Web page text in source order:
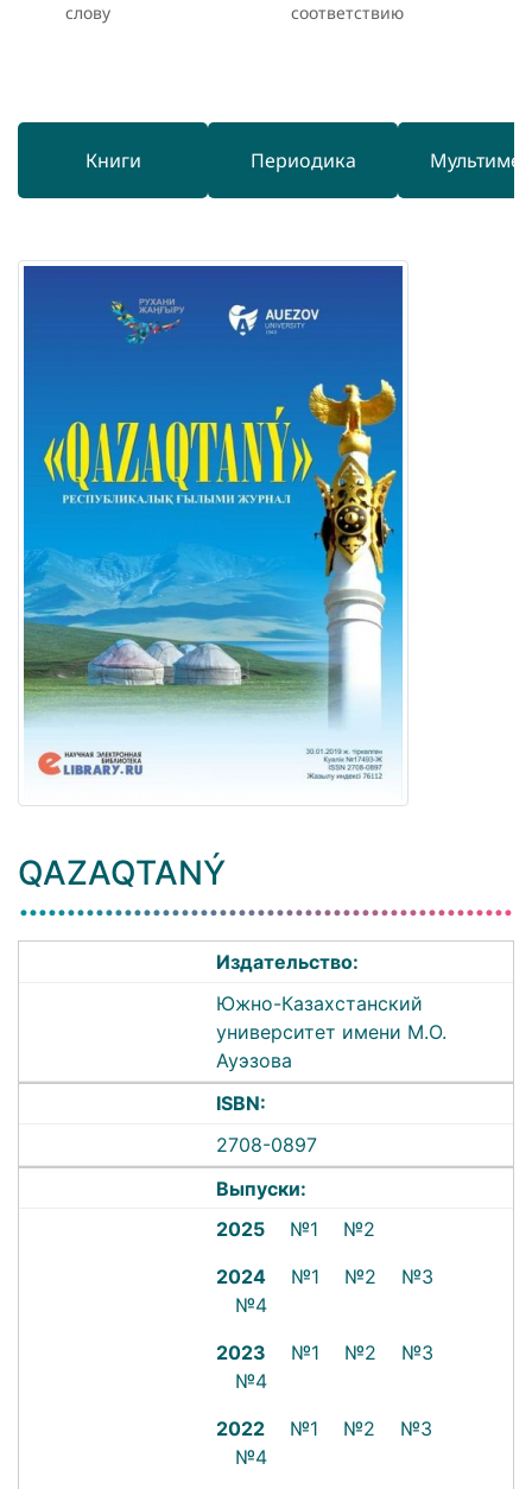
слову
соответствию
Книги Периодика
QAZAQTANÝ
Издательство:
Южно-Казахстанский
университет имени М.О.
Ауэзова
ISBN:
2708-0897
Выпуски:
2025
№1
№2
2024
№1 №2
№3
№4
2023
№1 №2
№3
№4
2022
№1 №2
№3
№4